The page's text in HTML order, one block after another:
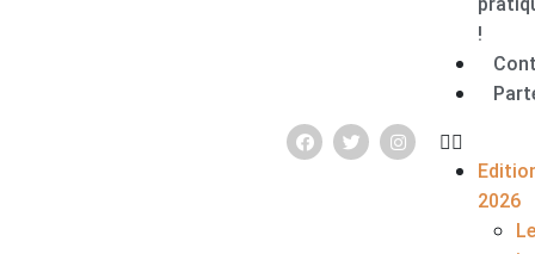
!
2026